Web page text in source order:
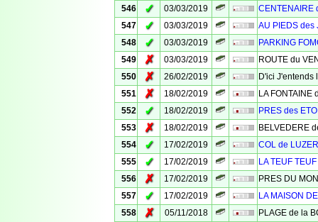
546
✓ 03/03/2019
CENTENAIRE
547
✓ 03/03/2019
AU PIEDS des
548
✓ 03/03/2019
PARKING
549
✗ 03/03/2019
ROUTE du
550
✗ 26/02/2019
D'ici J'entends
551
✗ 18/02/2019
LA FONTAINE
552
✓ 18/02/2019
PRES des
553
✗ 18/02/2019
BELVEDERE
554
✓ 17/02/2019
COL de
555
✓ 17/02/2019
LA TEUF TEUF
556
✗ 17/02/2019
PRES DU
557
✓ 17/02/2019
LA MAISON
558
✗ 05/11/2018
PLAGE de la